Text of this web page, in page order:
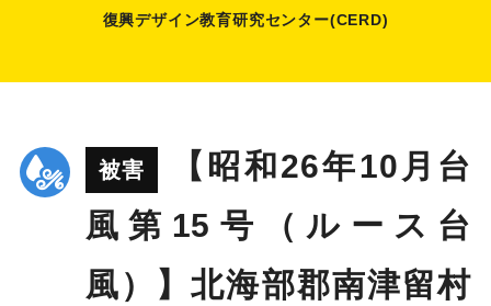
復興デザイン教育研究センター(CERD)
被害
【昭和26年10月台
風第15号（ルース台
風）】北海部郡南津留村